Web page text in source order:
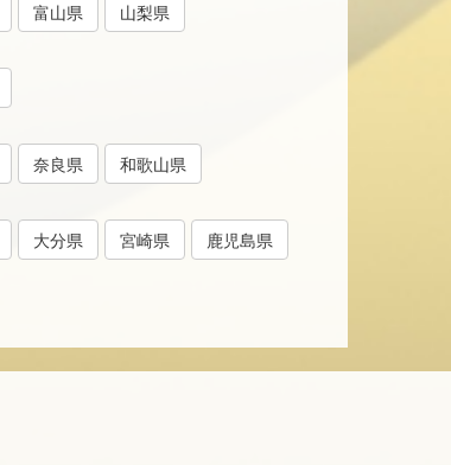
富山県
山梨県
奈良県
和歌山県
大分県 宮崎県
鹿児島県